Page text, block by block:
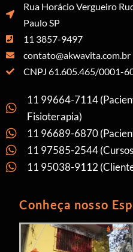
Rua Horácio Vergueiro
Paulo SP
11 3857-9497
contato@akwavita.com.br
CNPJ 61.605.465/0001-
11 99664-7114
Fisioterapia)
11 96689-6870
11 97585-2544
11 95038-9112
Conheça nosso